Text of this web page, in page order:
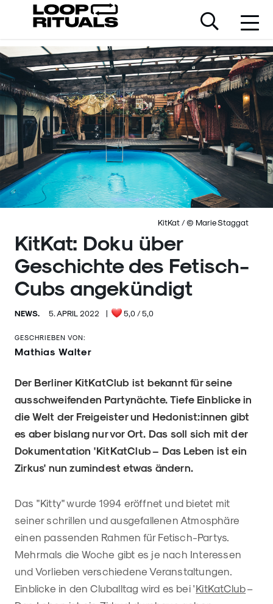
KitKat / © Marie Staggat
KitKat: Doku über
Geschichte des Fetisch-
Cubs angekündigt
NEWS. 5. APRIL 2022 | 5,0 / 5,0
GESCHRIEBEN VON:
Mathias Walter
Der Berliner KitKatClub ist bekannt für seine
ausschweifenden Partynächte. Tiefe Einblicke in
die Welt der Freigeister und Hedonist:innen gibt
es aber bislang nur vor Ort. Das soll sich mit der
Dokumentation 'KitKatClub – Das Leben ist ein
Zirkus' nun zumindest etwas ändern.
Das "Kitty" wurde 1994 eröffnet und bietet mit
seiner schrillen und ausgefallenen Atmosphäre
einen passenden Rahmen für Fetisch-Partys.
Mehrmals die Woche gibt es je nach Interessen
und Vorlieben verschiedene Veranstaltungen.
Einblicke in den Cluballtag wird es bei 'KitKatClub–